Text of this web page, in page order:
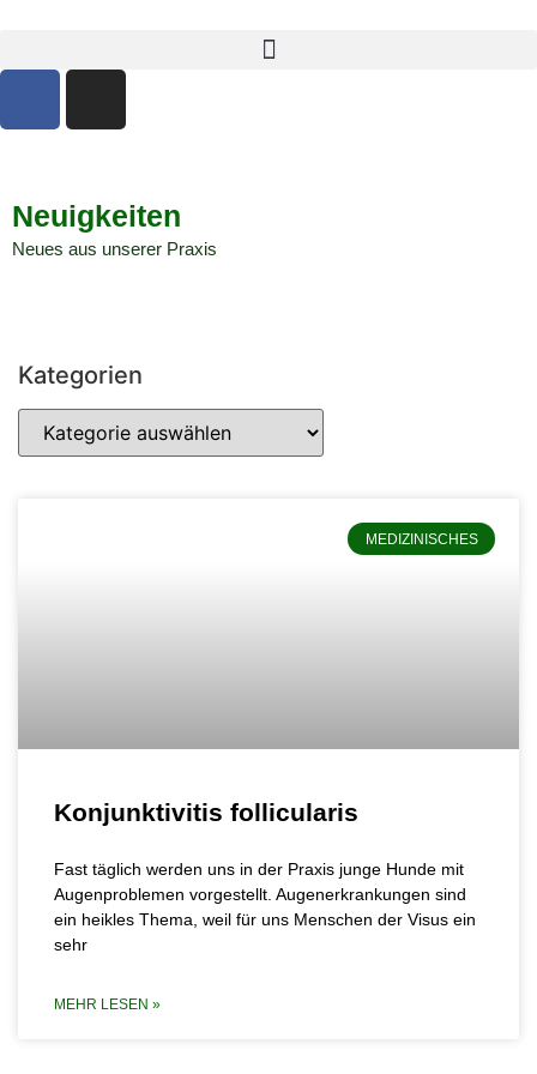
Neuigkeiten
Neues aus unserer Praxis
Kategorien
MEDIZINISCHES
Konjunktivitis follicularis
Fast täglich werden uns in der Praxis junge Hunde mit
Augenproblemen vorgestellt. Augenerkrankungen sind
ein heikles Thema, weil für uns Menschen der Visus ein
sehr
MEHR LESEN »